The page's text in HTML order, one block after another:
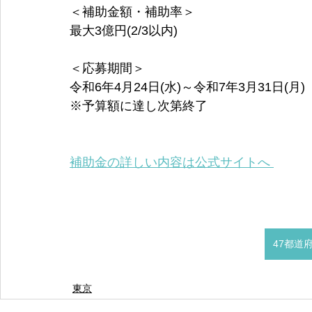
＜補助金額・補助率＞
最大3億円(2/3以内)
＜応募期間＞
令和6年4月24日(水)～令和7年3月31日(月)
※予算額に達し次第終了
補助金の詳しい内容は公式サイトへ
47都道
東京